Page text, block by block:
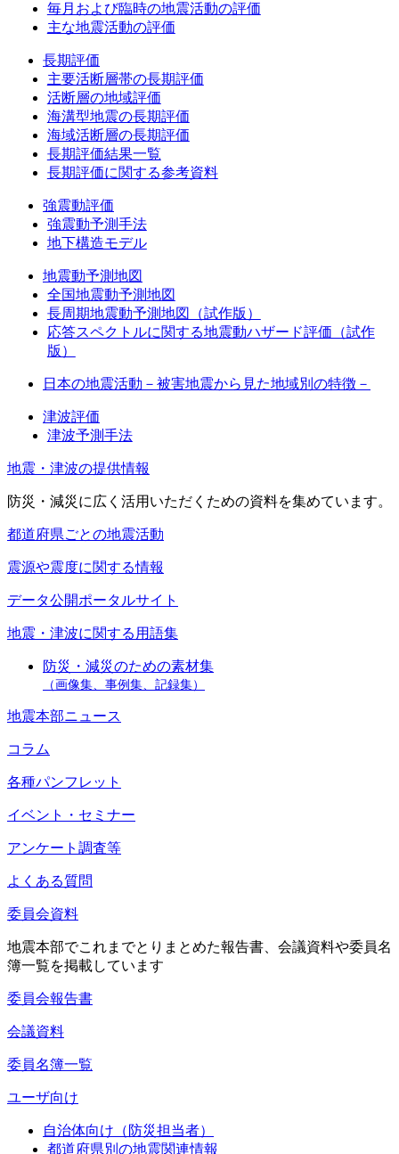
毎月および臨時の地震活動の評価
主な地震活動の評価
長期評価
主要活断層帯の長期評価
活断層の地域評価
海溝型地震の長期評価
海域活断層の長期評価
長期評価結果一覧
長期評価に関する参考資料
強震動評価
強震動予測手法
地下構造モデル
地震動予測地図
全国地震動予測地図
長周期地震動予測地図（試作版）
応答スペクトルに関する地震動ハザード評価（試作
版）
日本の地震活動－被害地震から見た地域別の特徴－
津波評価
津波予測手法
地震・津波の提供情報
防災・減災に広く活用いただくための資料を集めています。
都道府県ごとの地震活動
震源や震度に関する情報
データ公開ポータルサイト
地震・津波に関する用語集
防災・減災のための素材集
（画像集、事例集、記録集）
地震本部ニュース
コラム
各種パンフレット
イベント・セミナー
アンケート調査等
よくある質問
委員会資料
地震本部でこれまでとりまとめた報告書、会議資料や委員名
簿一覧を掲載しています
委員会報告書
会議資料
委員名簿一覧
ユーザ向け
自治体向け（防災担当者）
都道府県別の地震関連情報